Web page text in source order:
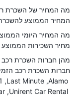
מה המחיר של השכרת
המחיר הממוצע
מה המחיר היומי
מחיר השכירות
מהן חברות השכרת רכב
חברות השכרת רכב
Alamo
Last Minute
Unirent Car Rental